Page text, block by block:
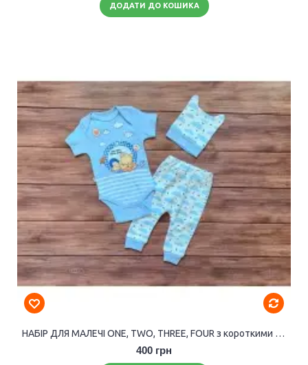
ДОДАТИ ДО КОШИКА
НАБІР ДЛЯ МАЛЕЧІ ONE, TWO, THREE, FOUR з короткими рукавами (унісекс).
400 грн